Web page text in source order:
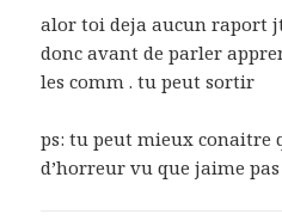
alor toi deja aucun raport
donc avant de parler
les comm . tu peut sortir
ps: tu peut mieux conaitre
d’horreur vu que jaime